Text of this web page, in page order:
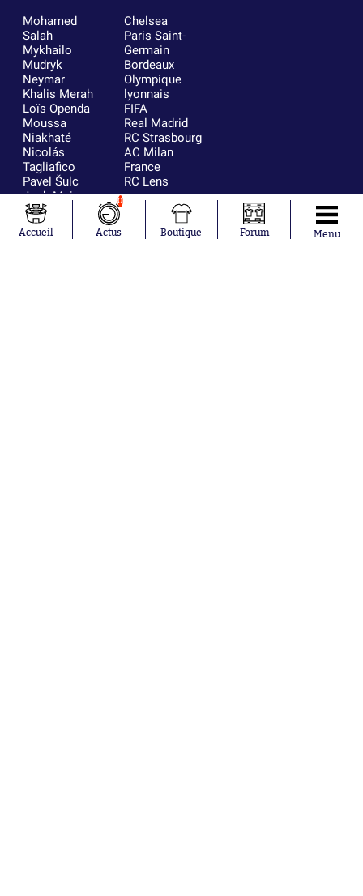
Mohamed
Salah
Mykhailo
Mudryk
Neymar
Khalis Merah
Loïs Openda
Moussa
Niakhaté
Nicolás
Tagliafico
Pavel Šulc
Josh Maja
Gauthier Hein
Chelsea
Paris Saint-
Germain
Bordeaux
Olympique
lyonnais
FIFA
Real Madrid
RC Strasbourg
AC Milan
France
RC Lens
Accueil
0
Actus Boutique Forum Menu